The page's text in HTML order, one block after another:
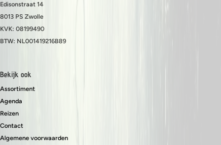
Edisonstraat 14
8013 PS Zwolle
KVK: 08199490
BTW: NL001419216B89
Bekijk ook
Assortiment
Agenda
Reizen
Contact
Algemene voorwaarden